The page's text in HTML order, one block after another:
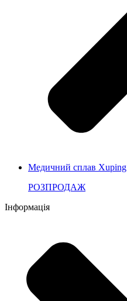
Медичний сплав Xuping
РОЗПРОДАЖ
Інформація